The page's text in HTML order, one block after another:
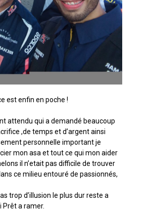
est enfin en poche !
attendu qui a demandé beaucoup
,de temps et d’argent ainsi
personnelle important je
mon asa et tout ce qui mon aider
il n’etait pas difficile de trouver
ce milieu entouré de passionnés,
trop d’illusion le plus dur reste a
Prêt a ramer.